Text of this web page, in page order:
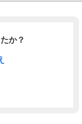
か？